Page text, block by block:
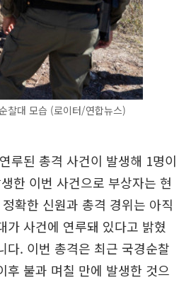
찰대 모습 (로이터/연합뉴스)
루된 총격 사건이 발생해 1명이
한 이번 사건으로 부상자는 현
확한 신원과 총격 경위는 아직
사건에 연루돼 있다고 밝혔
다. 이번 총격은 최근 국경순찰
후 불과 며칠 만에 발생한 것으